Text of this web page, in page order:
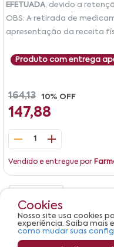
EFETUADA, devido a
OBS: A retirada de
apresentação da receita
Produto com entrega
164,13 10% OFF
147,88
1
Vendido e entregue por
Produto não
Cookies
Nosso site usa cookies
experiência. Saiba mais
como mudar suas